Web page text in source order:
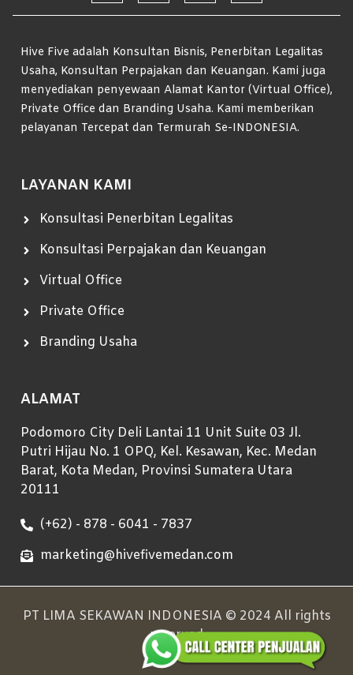
Hive Five adalah Konsultan Bisnis, Penerbitan Legalitas
Usaha, Konsultan Perpajakan dan Keuangan. Kami juga
menyediakan penyewaan Alamat Kantor (Virtual Office),
Private Office dan Branding Usaha. Kami memberikan
pelayanan Tercepat dan Termurah Se-INDONESIA.
LAYANAN KAMI
Konsultasi Penerbitan Legalitas
Konsultasi Perpajakan dan Keuangan
Virtual Office
Private Office
Branding Usaha
ALAMAT
Podomoro City Deli Lantai 11 Unit Suite 03 Jl.
Putri Hijau No. 1 OPQ, Kel. Kesawan, Kec. Medan
Barat, Kota Medan, Provinsi Sumatera Utara
20111
(+62) - 878 - 6041 - 7837
marketing@hivefivemedan.com
PT LIMA SEKAWAN INDONESIA © 2024 All rights
reserved